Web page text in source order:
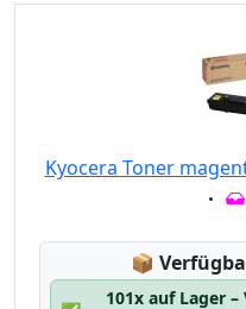
Kyocera Toner
📦
101x auf Lager